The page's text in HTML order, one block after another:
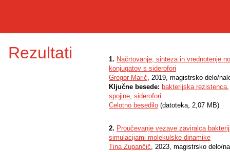
Rezultati 1. Načrtovanje, sinteza in vrednotenje
konjugatov s siderofori
Gregor Marič, 2019, magistrsko delo/
Ključne besede: bakterijska rezistenca
spojine, siderofori
Celotno besedilo (datoteka, 2,07 MB)
2. Proučevanje vezave zaviralca
simulacijami molekulske dinamike
Tina Zupančič, 2023, magistrsko delo/